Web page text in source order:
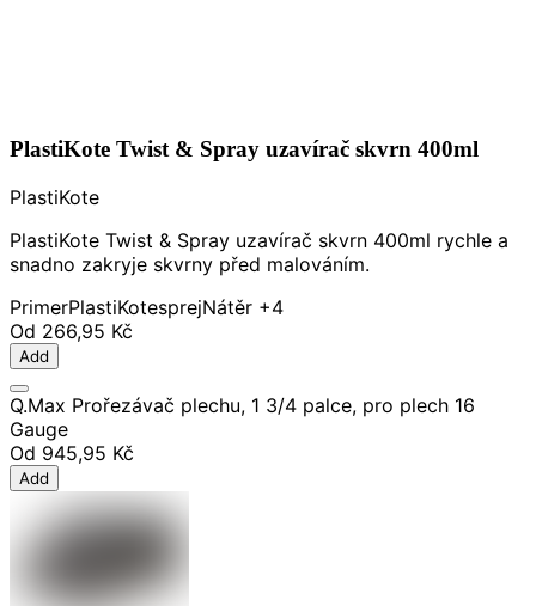
PlastiKote Twist & Spray uzavírač skvrn 400ml
PlastiKote
PlastiKote Twist & Spray uzavírač skvrn 400ml rychle a
snadno zakryje skvrny před malováním.
PrimerPlastiKotesprejNátěr +4
Od 266,95 Kč
Add
Q.Max Prořezávač plechu, 1 3/4 palce, pro plech 16
Gauge
Od 945,95 Kč
Add